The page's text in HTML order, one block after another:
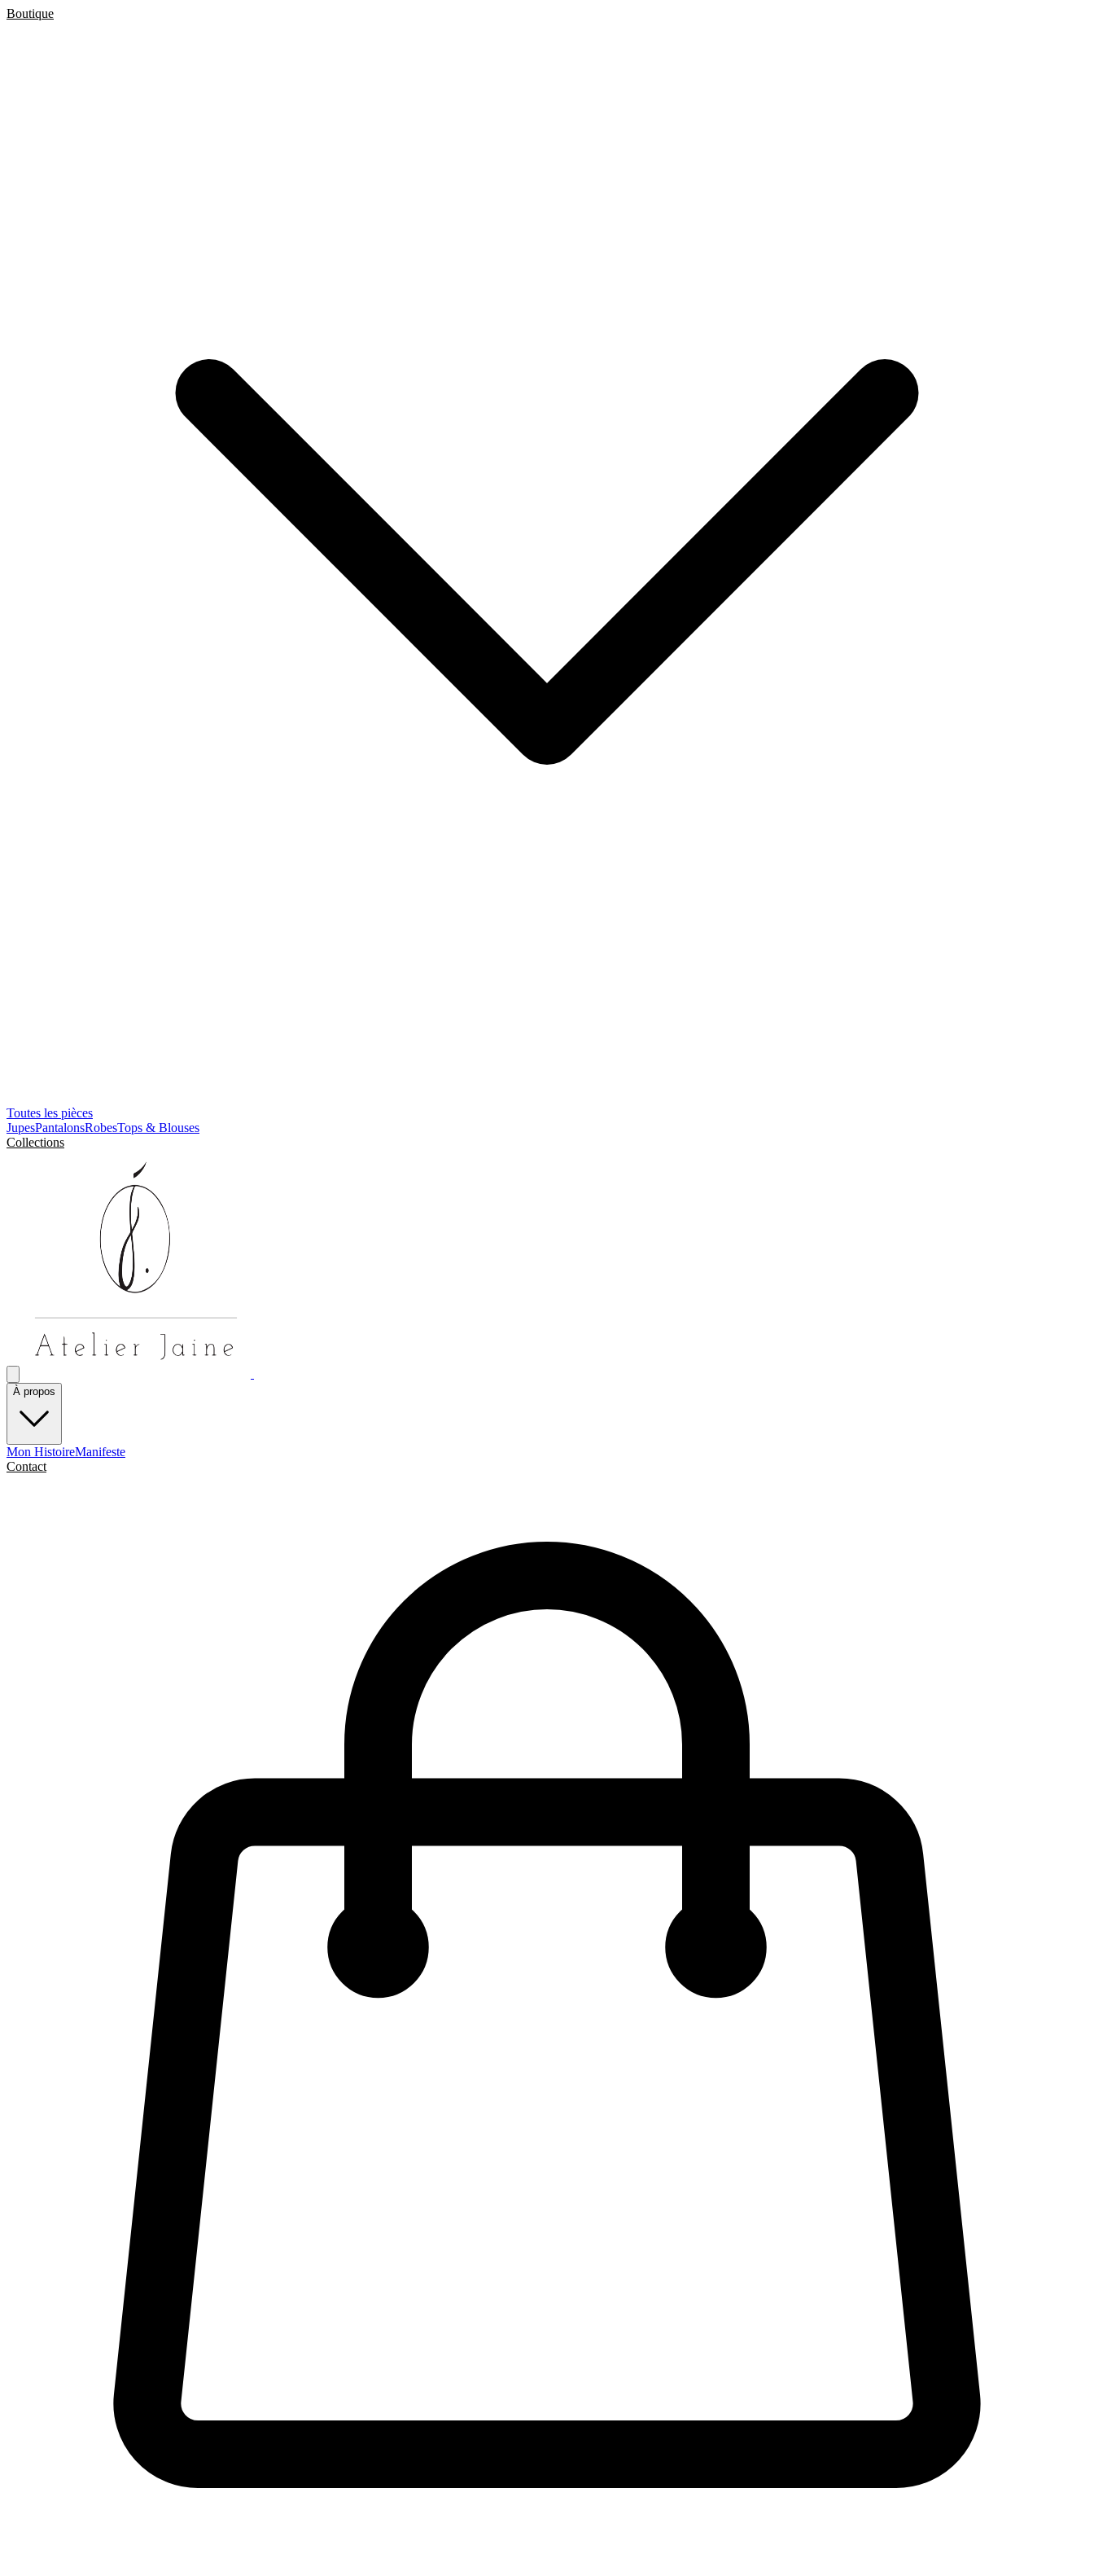
Boutique
Toutes les pièces
JupesPantalonsRobesTops & Blouses
Collections
À propos
Mon HistoireManifeste
Contact